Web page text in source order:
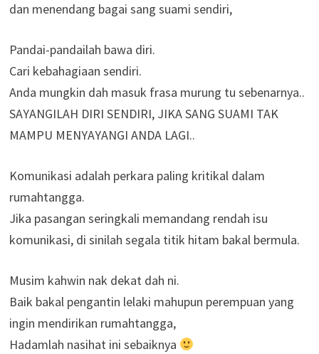
dan menendang bagai sang suami sendiri,
Pandai-pandailah bawa diri.
Cari kebahagiaan sendiri.
Anda mungkin dah masuk frasa murung tu sebenarnya..
SAYANGILAH DIRI SENDIRI, JIKA SANG SUAMI TAK
MAMPU MENYAYANGI ANDA LAGI..
Komunikasi adalah perkara paling kritikal dalam
rumahtangga.
Jika pasangan seringkali memandang rendah isu
komunikasi, di sinilah segala titik hitam bakal bermula.
Musim kahwin nak dekat dah ni.
Baik bakal pengantin lelaki mahupun perempuan yang
ingin mendirikan rumahtangga,
Hadamlah nasihat ini sebaiknya